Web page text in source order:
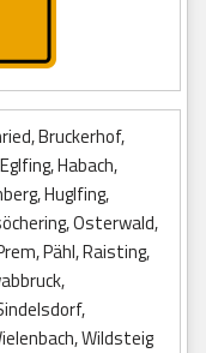
Bruckerhof,
Habach,
Huglfing,
Osterwald,
Pähl, Raisting,
Wildsteig